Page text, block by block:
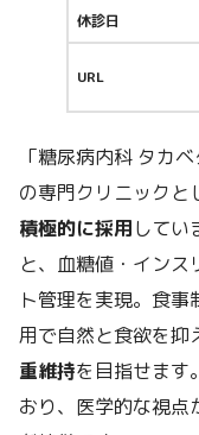
休診日
URL
「糖尿病内科 タカ
の専門クリニックと
積極的に採用してい
と、血糖値・インス
ト管理を実現。食
用で自然と食欲を抑
重維持を目指せます
おり、医学的な視点